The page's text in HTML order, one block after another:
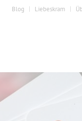
Blog Liebeskram